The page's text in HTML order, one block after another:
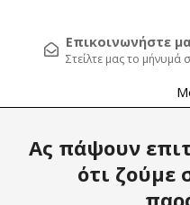
Επικοινωνήστε
Στείλτε μας το
Navigation
Ας πάψουν
ότι ζούμε